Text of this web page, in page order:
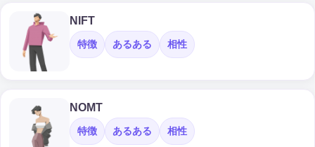
NIFT
特徴 あるある 相性
NOMT
特徴 あるある 相性